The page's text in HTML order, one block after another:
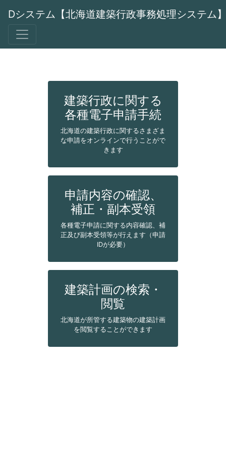
Dシステム【北海道建築行政事務処理システム
建築行政に関する
各種電子申請手続
北海道の建築行政に関するさまざま
な申請をオンラインで行うことがで
きます
申請内容の確認、
補正・副本受領
各種電子申請に関する内容確認、補
正及び副本受領等が行えます（申請
IDが必要）
建築計画の検索・
閲覧
北海道が所管する建築物の建築計画
を閲覧することができます